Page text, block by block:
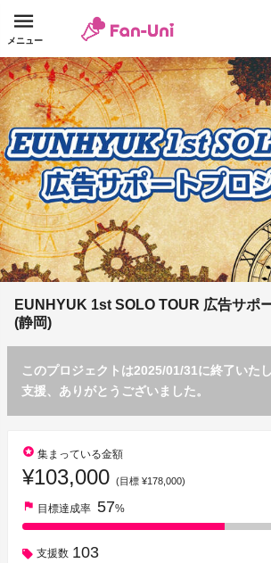
メニュー
EUNHYUK 1st SOLO TOUR 広告サポ
(静岡)
このプロジェクトは2025/01/31に終了いた
支援、ありがとうございました。
stars 集まっている金額
¥103,000 (目標 ¥178,000)
flag 目標達成率 57%
支援数 103